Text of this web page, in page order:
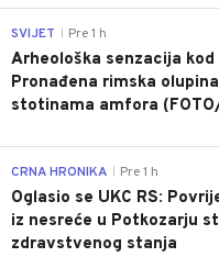
SVIJET Pre 1 h
Arheološka senzacija kod
Pronađena rimska
stotinama amfora
CRNA HRONIKA Pre 1 h
Oglasio se UKC RS:
iz nesreće u Potkozarju
zdravstvenog stanja